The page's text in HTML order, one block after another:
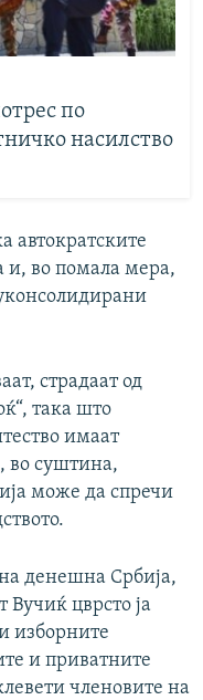
по
насилство
автократските
и, во помала мера,
страдаат од
така што
имаат
во суштина,
може да спречи
денешна Србија,
Вучиќ цврсто ја
изборните
и приватните
членовите на